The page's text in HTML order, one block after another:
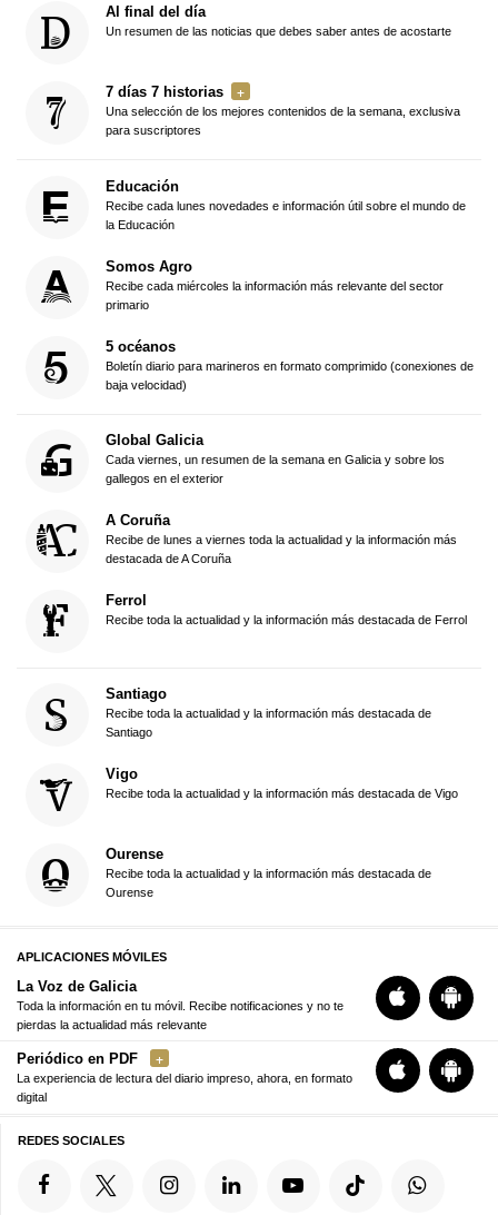
Al final del día
Un resumen de las noticias que debes saber antes de acostarte
7 días 7 historias
Una selección de los mejores contenidos de la semana, exclusiva
para suscriptores
Educación
Recibe cada lunes novedades e información útil sobre el mundo de
la Educación
Somos Agro
Recibe cada miércoles la información más relevante del sector
primario
5 océanos
Boletín diario para marineros en formato comprimido (conexiones de
baja velocidad)
Global Galicia
Cada viernes, un resumen de la semana en Galicia y sobre los
gallegos en el exterior
A Coruña
Recibe de lunes a viernes toda la actualidad y la información más
destacada de A Coruña
Ferrol
Recibe toda la actualidad y la información más destacada de Ferrol
Santiago
Recibe toda la actualidad y la información más destacada de
Santiago
Vigo
Recibe toda la actualidad y la información más destacada de Vigo
Ourense
Recibe toda la actualidad y la información más destacada de
Ourense
APLICACIONES MÓVILES
La Voz de Galicia
Toda la información en tu móvil. Recibe notificaciones y no te
pierdas la actualidad más relevante
Periódico en PDF
La experiencia de lectura del diario impreso, ahora, en formato
digital
REDES SOCIALES